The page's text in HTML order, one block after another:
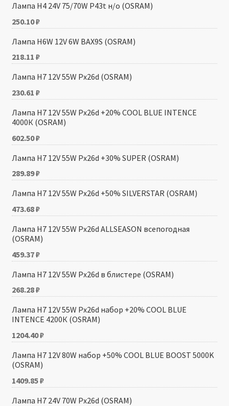
Лампа H4 24V 75/70W P43t н/о (OSRAM)
250.10₽
Лампа H6W 12V 6W BAX9S (OSRAM)
218.11 ₽
Лампа H7 12V 55W Px26d (OSRAM)
230.61 ₽
Лампа H7 12V 55W Px26d +20% COOL BLUE INTENCE
4000К (OSRAM)
602.50₽
Лампа H7 12V 55W Px26d +30% SUPER (OSRAM)
289.89₽
Лампа H7 12V 55W Px26d +50% SILVERSTAR (OSRAM)
473.68₽
Лампа H7 12V 55W Px26d ALLSEASON всепогодная
(OSRAM)
459.37₽
Лампа H7 12V 55W Px26d в блистере (OSRAM)
268.28₽
Лампа H7 12V 55W Px26d набор +20% COOL BLUE
INTENCE 4200К (OSRAM)
1204.40₽
Лампа H7 12V 80W набор +50% COOL BLUE BOOST 5000K
(OSRAM)
1409.85₽
Лампа H7 24V 70W Px26d (OSRAM)